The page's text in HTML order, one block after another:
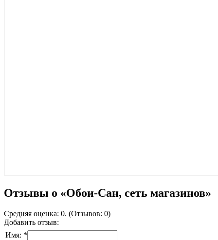
Отзывы о «Обои-Сан, сеть магазинов»
Средняя оценка: 0. (Отзывов: 0)
Добавить отзыв:
Имя: *